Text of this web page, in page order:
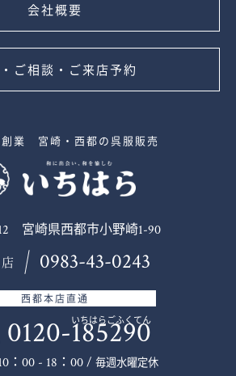
会社概要
ご相談・ご来店予約
創業 宮崎・西都の呉服販売
宮崎県西都市小野崎1-90
0983-43-0243
西都本店直通
0120-185290
いちはらごふくてん
：00 - 18：00 / 毎週水曜定休